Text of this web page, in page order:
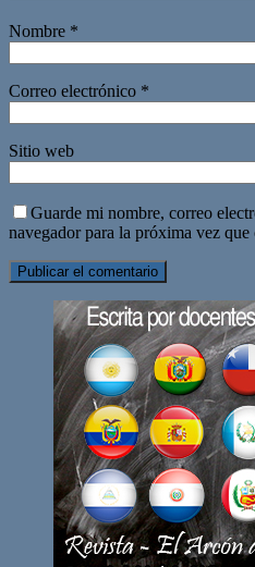
Nombre *
Correo electrónico *
Sitio web
Guarde mi nombre, correo
navegador para la próxima vez que